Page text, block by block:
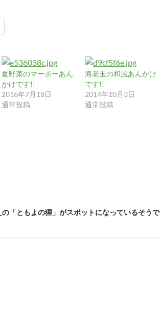
夏野菜のマーボーあん
かけです!!
2016年7月18日
通常投稿
海老玉の和風あんかけ
です!!
2014年10月3日
通常投稿
「ともよの狸」がスポットになっているそうで